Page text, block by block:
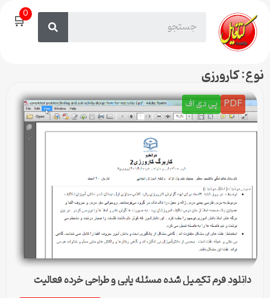
🛒0
نوع: کارورزی
PDF پی دی اف
دانلود فرم تکمیل شده مسئله یابی و طراحی خرده فعالیت
برای کارورزی 2